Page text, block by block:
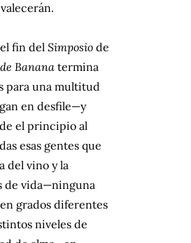
fin del Simposio de
Banana termina
para una multitud
en desfile—y
el principio al
esas gentes que
del vino y la
de vida—ninguna
grados diferentes
niveles de